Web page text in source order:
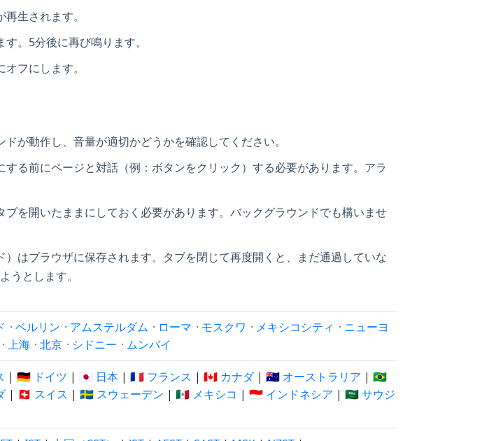
生されます。
。5分後に再び鳴ります。
フにします。
が動作し、音量が適切かどうかを確認してください。
る前にページと対話（例：ボタンをクリック）する必要があります。アラ
を開いたままにしておく必要があります。バックグラウンドでも構いませ
はブラウザに保存されます。タブを閉じて再度開くと、まだ通過していな
うとします。
· ベルリン · アムステルダム · ローマ · モスクワ · メキシコシティ · ニューヨ
· 上海 · 北京 · シドニー · ムンバイ
| 🇩🇪 ドイツ | 🇯🇵 日本 | 🇫🇷 フランス | 🇨🇦 カナダ| 🇦🇺 オーストラリア | 🇧🇷
| 🇨🇭 スイス | 🇸🇪 スウェーデン | 🇲🇽 メキシコ | 🇮🇩 インドネシア | 🇸🇦 サウジ